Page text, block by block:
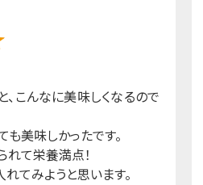
こんなに美味しくなるので
美味しかったです。
て栄養満点！
てみようと思います。